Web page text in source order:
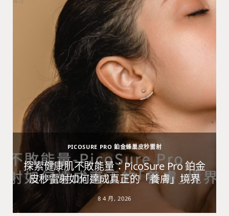
PICOSURE PRO 鉑金蜂巢皮秒雷射
探索健康肌不敗能量：PicoSure Pro 鉑金
皮秒雷射如何達成真正的「養膚」境界
8 4 月, 2026